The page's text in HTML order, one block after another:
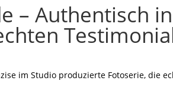
– Authentisch
im Studio produzierte Fotoserie, die